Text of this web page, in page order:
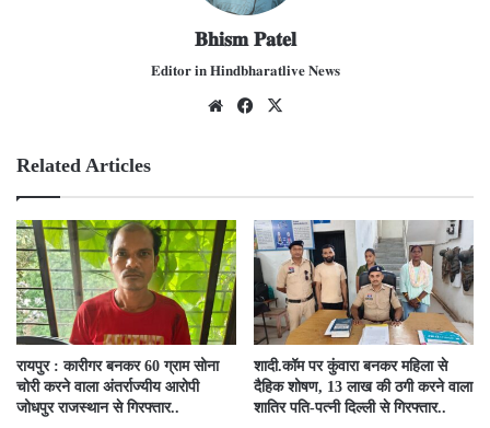
𝐁𝐡𝐢𝐬𝐦 𝐏𝐚𝐭𝐞𝐥
𝐄𝐝𝐢𝐭𝐨𝐫 𝐢𝐧 𝐇𝐢𝐧𝐝𝐛𝐡𝐚𝐫𝐚𝐭𝐥𝐢𝐯𝐞 𝐍𝐞𝐰𝐬
We
Fac
Related Articles
रायपुर : कारीगर बनकर 60 ग्राम सोना
चोरी करने वाला अंतर्राज्यीय आरोपी
जोधपुर राजस्थान से गिरफ्तार..
​शादी.कॉम पर कुंवारा बनकर महिला से
दैहिक शोषण, 13 लाख की ठगी करने वाला
शातिर पति-पत्नी दिल्ली से गिरफ्तार..